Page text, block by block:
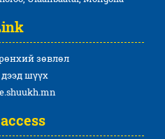
зөвлөл
шүүх